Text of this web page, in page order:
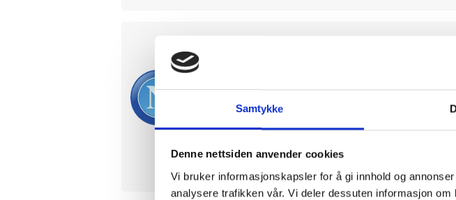
Samtykke
Denne nettsiden anvender cookies
Vi bruker informasjonskapsler for å gi innhold og
analysere trafikken vår. Vi deler dessuten informasjon
Serie A
SSC Napoli - Bologna FC
søndag 13 sep. Fastsatt
Diego Armando Maradona, Napoli